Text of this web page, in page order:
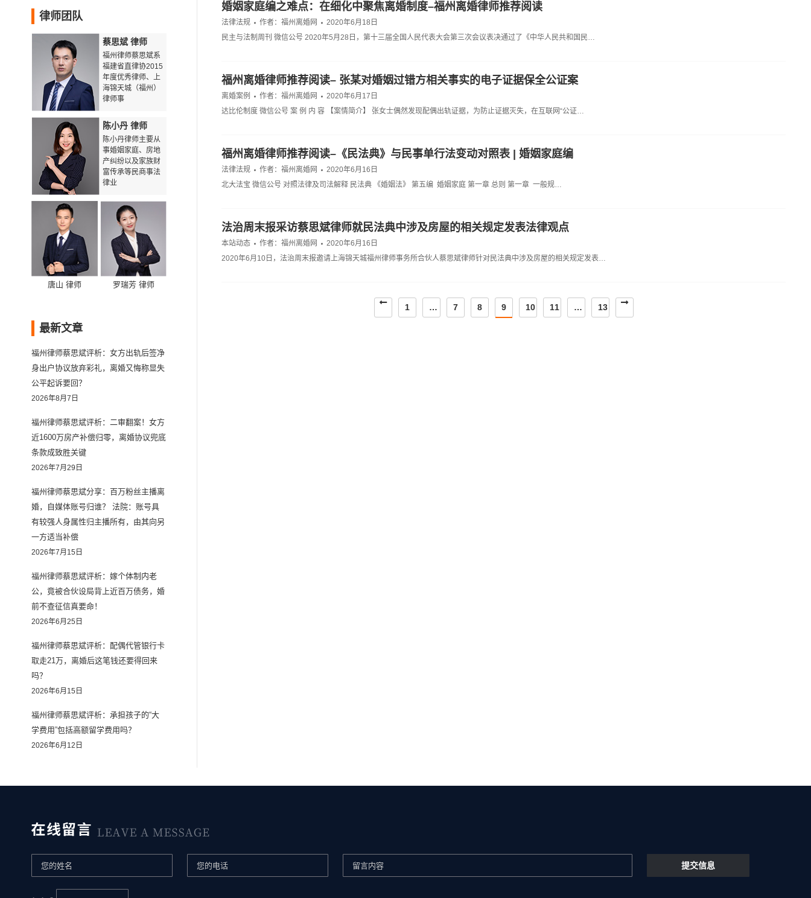
婚姻家庭编之难点：在细化中聚焦离婚制度–福州离婚律师推荐阅读
法律法规 作者： 福州离婚网
2020年6月18日
民主与法制周刊 微信公号 2020年5月28日，第十三届全国人民代表大会第三次会议表决通过了《中华人民共和国民…
福州离婚律师推荐阅读– 张某对婚姻过错方相关事实的电子证据保全公证案
离婚案例 作者： 福州离婚网
2020年6月17日
达比伦制度 微信公号 案 例 内 容 【案情简介】 张女士偶然发现配偶出轨证据，为防止证据灭失，在互联网“公证…
福州离婚律师推荐阅读–《民法典》与民事单行法变动对照表 | 婚姻家庭编
法律法规 作者： 福州离婚网
2020年6月16日
北大法宝 微信公号 对照法律及司法解释 民法典 《婚姻法》 第五编 婚姻家庭 第一章 总则 第一章 一般规…
法治周末报采访蔡思斌律师就民法典中涉及房屋的相关规定发表法律观点
本站动态 作者： 福州离婚网
2020年6月16日
2020年6月10日，法治周末报邀请上海锦天城福州律师事务所合伙人蔡思斌律师针对民法典中涉及房屋的相关规定发表…
1 … 7 8 9 10 11 … 13
律师团队
蔡思斌 律师
福州律师蔡思斌系
福建省直律协2015
年度优秀律师、上
海锦天城（福州）
律师事
陈小丹 律师
陈小丹律师主要从
事婚姻家庭、房地
产纠纷以及家族财
富传承等民商事法
律业
唐山 律师 罗瑞芳 律师
最新文章
福州律师蔡思斌评析：女方出轨后签净
身出户协议放弃彩礼，离婚又悔称显失
公平起诉要回？
2026年8月7日
福州律师蔡思斌评析：二审翻案！女方
近1600万房产补偿归零，离婚协议兜底
条款成致胜关键
2026年7月29日
福州律师蔡思斌分享：百万粉丝主播离
婚，自媒体账号归谁？ 法院：账号具
有较强人身属性归主播所有，由其向另
一方适当补偿
2026年7月15日
福州律师蔡思斌评析：嫁个体制内老
公，竟被合伙设局背上近百万债务，婚
前不查征信真要命！
2026年6月25日
福州律师蔡思斌评析：配偶代管银行卡
取走21万，离婚后这笔钱还要得回来
吗？
2026年6月15日
福州律师蔡思斌评析：承担孩子的“大
学费用”包括高额留学费用吗？
2026年6月12日